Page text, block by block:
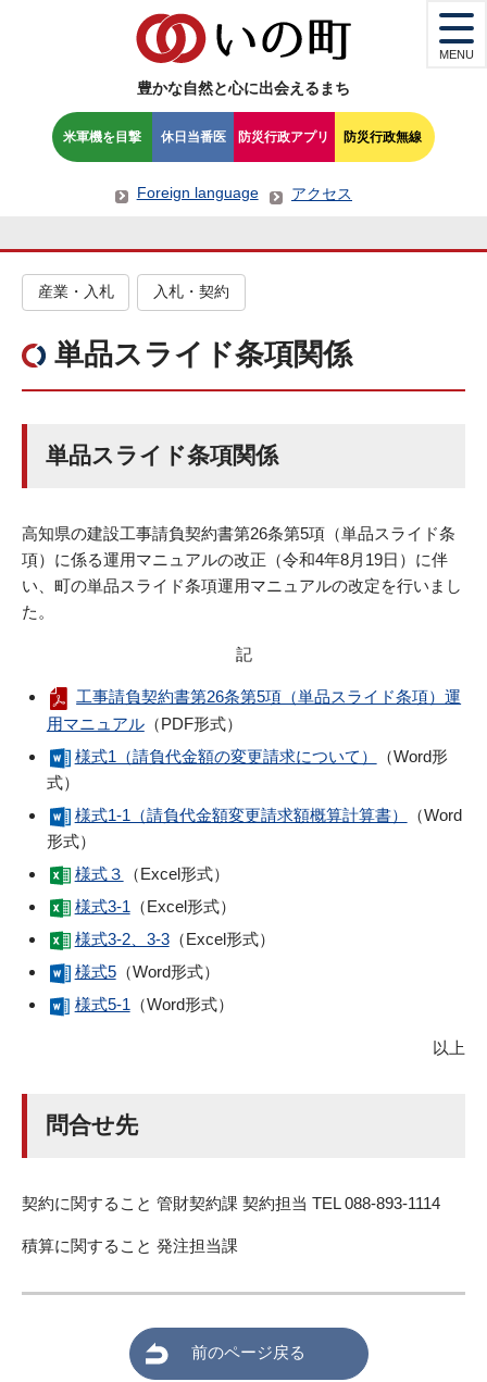
豊かな自然と心に出会えるまち
米軍機を目撃 休日当番医 防災行政アプリ 防災行政無線
Foreign language アクセス
MENU
産業・入札 入札・契約
単品スライド条項関係
単品スライド条項関係
高知県の建設工事請負契約書第26条第5項（単品スライド条
項）に係る運用マニュアルの改正（令和4年8月19日）に伴
い、町の単品スライド条項運用マニュアルの改定を行いまし
た。
記
工事請負契約書第26条第5項（単品スライド条項）運
用マニュアル（PDF形式）
様式1（請負代金額の変更請求について）
（Word形
式）
様式1-1（請負代金額変更請求額概算計算書）
（Word
形式）
様式３
（Excel形式）
様式3-1 （Excel形式）
様式3-2、3-3（Excel形式）
様式5（Word形式）
様式5-1（Word形式）
以上
問合せ先
契約に関すること 管財契約課 契約担当 TEL 088-893-1114
積算に関すること 発注担当課
前のページ戻る